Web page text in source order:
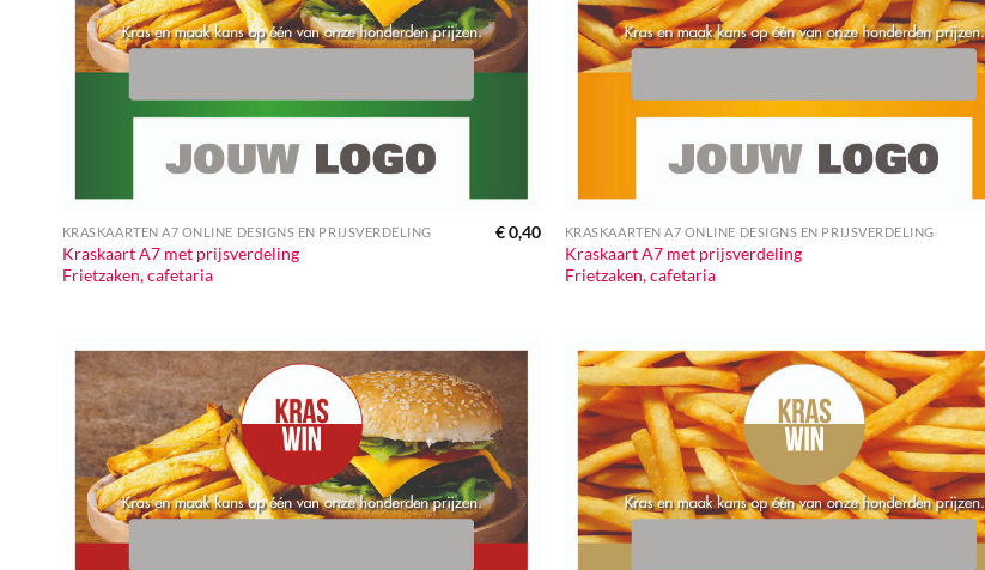
KRASKAARTEN A7 ONLINE DESIGNS EN PRIJSVERDELING
Kraskaart A7 met prijsverdeling
Frietzaken, cafetaria
€0,40 KRASKAARTEN A7 ONLINE DESIGNS EN PRIJSVERDELING
Kraskaart A7 met prijsverdeling
Frietzaken, cafetaria